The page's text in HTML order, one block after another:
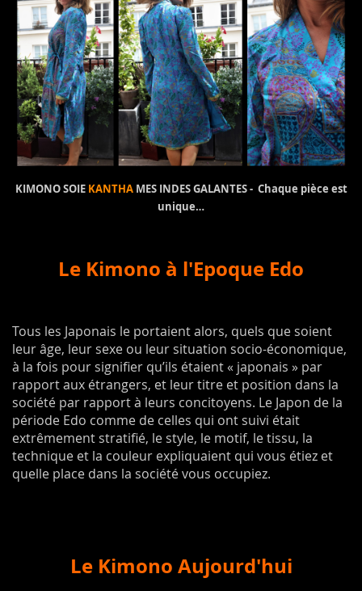
KIMONO SOIE KANTHAMES INDES GALANTES - Chaque pièce est
unique…
Le Kimono à l'Epoque Edo
Tous les Japonais le portaient alors, quels que soient
leur âge, leur sexe ou leur situation socio-économique,
à la fois pour signifier qu’ils étaient « japonais » par
rapport aux étrangers, et leur titre et position dans la
société par rapport à leurs concitoyens. Le Japon de la
période Edo comme de celles qui ont suivi était
extrêmement stratifié, le style, le motif, le tissu, la
technique et la couleur expliquaient qui vous étiez et
quelle place dans la société vous occupiez.
Le Kimono Aujourd'hui